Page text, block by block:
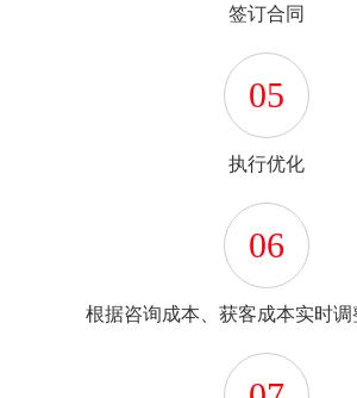
签订合同
05
执行优化
06
根据咨询成本、获客成本实时